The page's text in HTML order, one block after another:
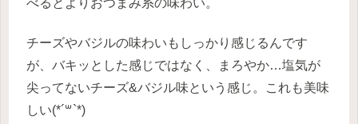
べるとよりおつまみ系の味わい。
チーズやバジルの味わいもしっかり感じるんです
が、バキッとした感じではなく、まろやか…塩気が
尖ってないチーズ&バジル味という感じ。これも美味
しい(*´꒳`*)